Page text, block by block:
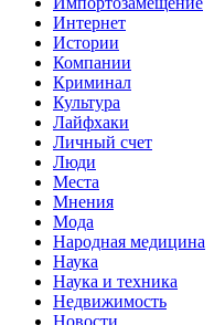
Интернет
Истории
Компании
Криминал
Культура
Лайфхаки
Личный счет
Люди
Места
Мнения
Мода
Народная медицина
Наука
Наука и техника
Недвижимость